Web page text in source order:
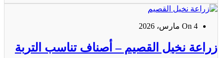
On 4 مارس، 2026
زراعة نخيل القصيم – أصناف تناسب التربة